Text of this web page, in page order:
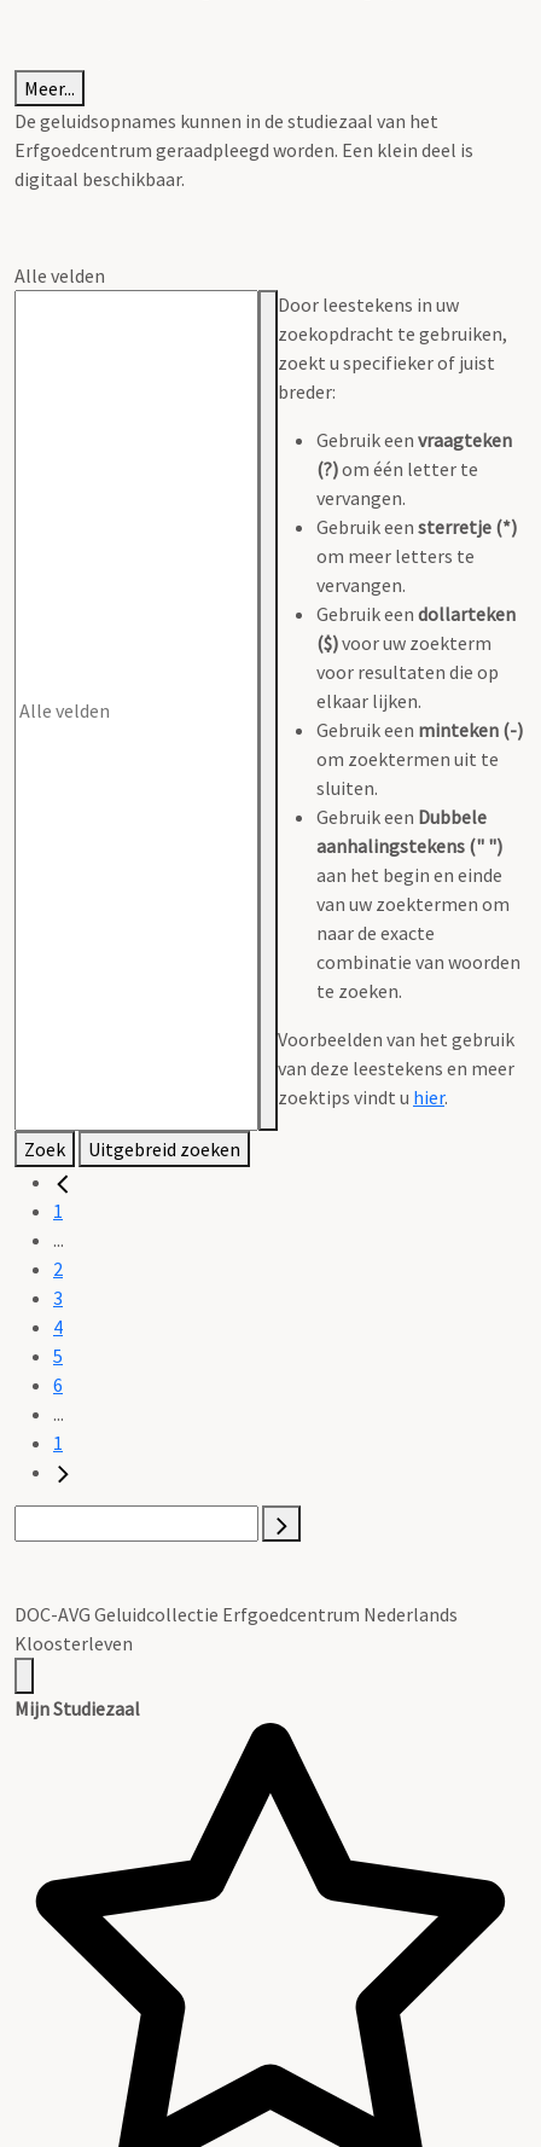
Meer...
De geluidsopnames kunnen in de studiezaal van het
Erfgoedcentrum geraadpleegd worden. Een klein deel is
digitaal beschikbaar.
Alle velden
Door leestekens in uw
zoekopdracht te gebruiken,
zoekt u specifieker of juist
breder:
Gebruik een vraagteken
(?)om één letter te
vervangen.
Gebruik een sterretje (*)
om meer letters te
vervangen.
Gebruik een dollarteken
($)voor uw zoekterm
voor resultaten die op
elkaar lijken.
Gebruik een minteken (-)
om zoektermen uit te
sluiten.
Gebruik een Dubbele
aanhalingstekens (" ")
aan het begin en einde
van uw zoektermen om
naar de exacte
combinatie van woorden
te zoeken.
Voorbeelden van het gebruik
van deze leestekens en meer
zoektips vindt u hier.
Zoek Uitgebreid zoeken
1
...
2
3
4
5
6
...
1
DOC-AVG Geluidcollectie Erfgoedcentrum Nederlands
Kloosterleven
Mijn Studiezaal